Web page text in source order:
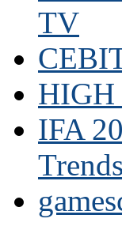
TV
HIGH
IFA
Trends